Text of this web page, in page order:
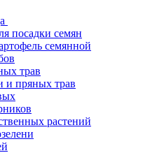
посадки семян
семянной
трав
и пряных трав
растений